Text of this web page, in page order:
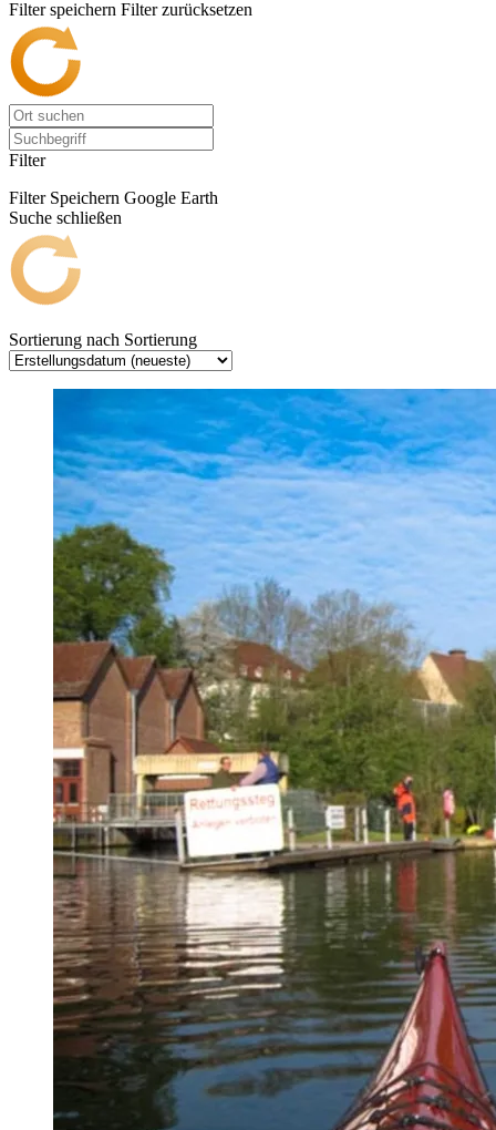
Filter speichern Filter zurücksetzen
Filter
Filter Speichern Google Earth
Suche schließen
Sortierung nach Sortierung